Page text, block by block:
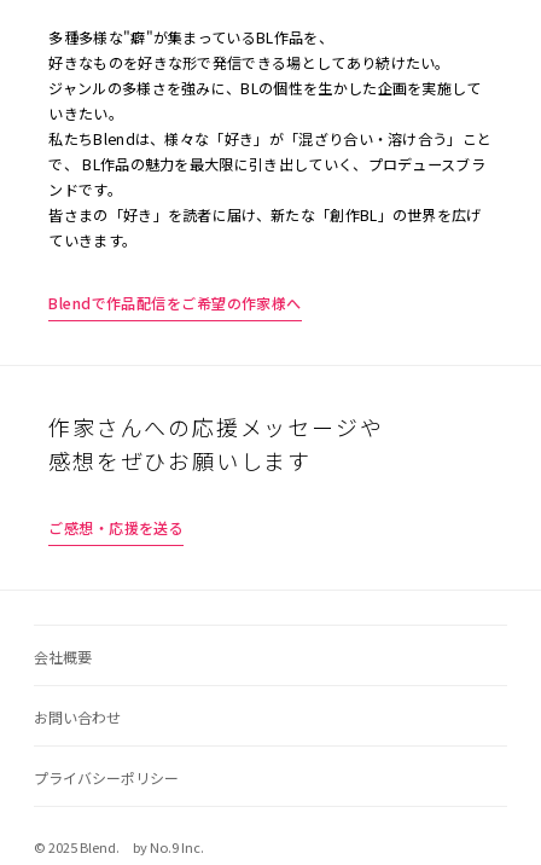
多種多様な"癖"が集まっているBL作品を、
好きなものを好きな形で発信できる場としてあり続けたい。
ジャンルの多様さを強みに、BLの個性を生かした企画を実施して
いきたい。
私たちBlendは、様々な「好き」が「混ざり合い・溶け合う」こと
で、 BL作品の魅力を最大限に引き出していく、プロデュースブラ
ンドです。
皆さまの「好き」を読者に届け、新たな「創作BL」の世界を広げ
ていきます。
Blendで作品配信をご希望の作家様へ
作家さんへの応援メッセージや
感想をぜひお願いします
ご感想・応援を送る
会社概要
お問い合わせ
プライバシーポリシー
© 2025 Blend. by No.9 Inc.